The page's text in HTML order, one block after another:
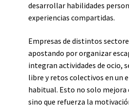
desarrollar habilidades
experiencias compartidas.
Empresas de distintos
apostando por organizar
integran actividades de ocio,
libre y retos colectivos en un
habitual. Esto no solo
sino que refuerza la